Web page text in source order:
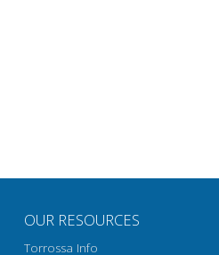
OUR RESOURCES
Torrossa Info